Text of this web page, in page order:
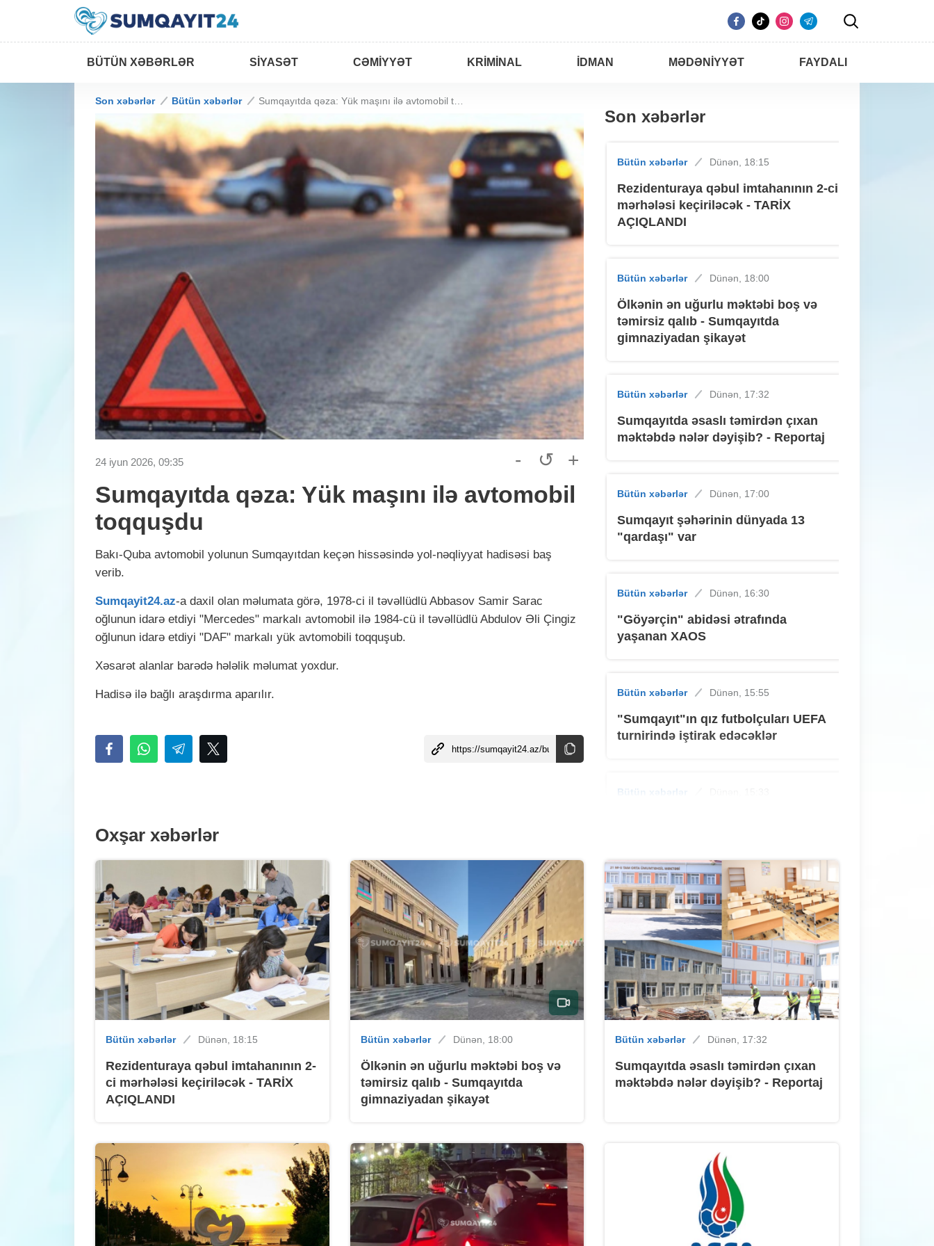
BÜTÜN XƏBƏRLƏR SIYASƏT CƏMIYYƏT KRIMINAL İDMAN MƏDƏNIYYƏT FAYDALI
Son xəbərlər Bütün xəbərlər
24 iyun 2026, 09:35 - ↺ +
Sumqayıtda qəza: Yük maşını ilə avtomobil
toqquşdu
Bakı-Quba avtomobil yolunun Sumqayıtdan keçən hissəsində yol-nəqliyyat hadisəsi baş
verib.
Sumqayit24.az-a daxil olan məlumata görə, 1978-ci il təvəllüdlü Abbasov Samir Sarac
oğlunun idarə etdiyi "Mercedes" markalı avtomobil ilə 1984-cü il təvəllüdlü Abdulov Əli Çingiz
oğlunun idarə etdiyi "DAF" markalı yük avtomobili toqquşub.
Xəsarət alanlar barədə hələlik məlumat yoxdur.
Hadisə ilə bağlı araşdırma aparılır.
Son xəbərlər
Bütün xəbərlər Dünən, 18:15
Rezidenturaya qəbul imtahanının 2-ci
mərhələsi keçiriləcək - TARİX
AÇIQLANDI
Bütün xəbərlər Dünən, 18:00
Ölkənin ən uğurlu məktəbi boş və
təmirsiz qalıb - Sumqayıtda
gimnaziyadan şikayət
Bütün xəbərlər Dünən, 17:32
Sumqayıtda əsaslı təmirdən çıxan
məktəbdə nələr dəyişib? - Reportaj
Bütün xəbərlər Dünən, 17:00
Sumqayıt şəhərinin dünyada 13
"qardaşı" var
Bütün xəbərlər Dünən, 16:30
"Göyərçin" abidəsi ətrafında
yaşanan XAOS
Bütün xəbərlər Dünən, 15:55
"Sumqayıt"ın qız futbolçuları UEFA
turnirində iştirak edəcəklər
Bütün xəbərlər
Bütün xəbərlər Dünən, 15:03
Sabah çimərliyə getmək istəyənlərin
nəzərinə
Bütün xəbərlər Dünən, 14:40
Sumqayıtda uşaqlar harada
üzgüçülüklə məşğul ola bilərlər? –
Dünən, 13:40
"Sumqayıt"ın futbolçuları mövsümün
Oxşar xəbərlər
Bütün xəbərlər Dünən, 18:15
Rezidenturaya qəbul imtahanının 2-
ci mərhələsi keçiriləcək - TARİX
AÇIQLANDI
Bütün xəbərlər Dünən, 18:00
Ölkənin ən uğurlu məktəbi boş və
təmirsiz qalıb - Sumqayıtda
gimnaziyadan şikayət
Bütün xəbərlər Dünən, 17:32
Sumqayıtda əsaslı təmirdən çıxan
məktəbdə nələr dəyişib? - Reportaj